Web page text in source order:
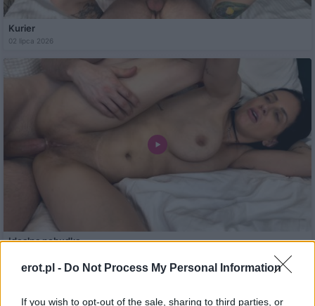
erot.pl - Do Not Process My Personal Information
If you wish to opt-out of the sale, sharing to third parties, or
Kurier
02 lipca 2026
Idealna pobudka